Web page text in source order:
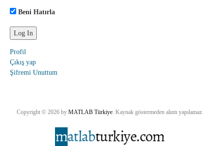
Beni Hatırla
Profil
Çıkış yap
Şifremi Unuttum
Copyright © 2026 by MATLAB Türkiye . Kaynak göstermeden alıntı yapılamaz.